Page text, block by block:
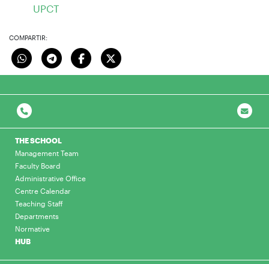
UPCT
COMPARTIR:
THE SCHOOL
Management Team
Faculty Board
Administrative Office
Centre Calendar
Teaching Staff
Departments
Normative
HUB